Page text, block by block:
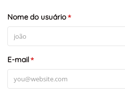
Nome do usuário*
E-mail*